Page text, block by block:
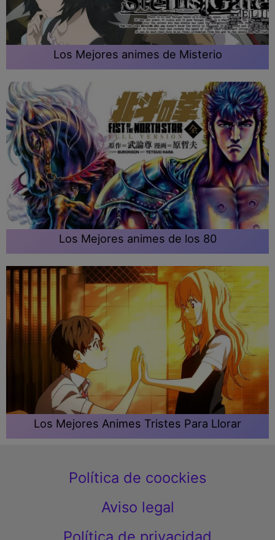
Los Mejores animes de Misterio
Los Mejores animes de los 80
Los Mejores Animes Tristes Para Llorar
Política de coockies
Aviso legal